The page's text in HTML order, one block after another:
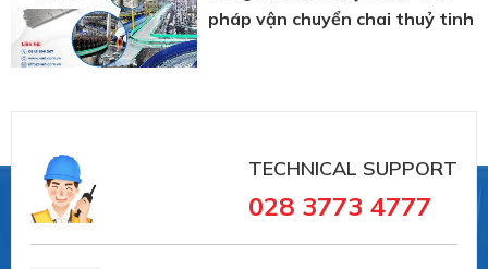
pháp vận chuyển chai thuỷ tinh
TECHNICAL SUPPORT
028 3773 4777